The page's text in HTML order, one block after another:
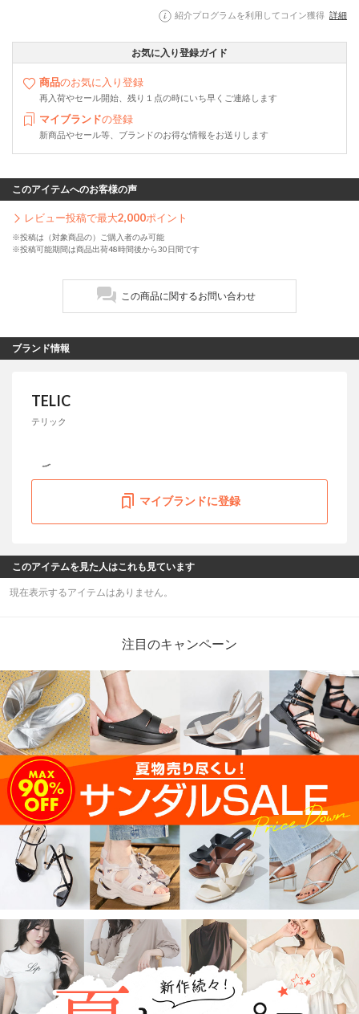
紹介プログラムを利用してコイン獲得 詳細
お気に入り登録ガイド
商品のお気に入り登録
再入荷やセール開始、残り１点の時にいち早くご連絡します
マイブランドの登録
新商品やセール等、ブランドのお得な情報をお送りします
このアイテムへのお客様の声
レビュー投稿で最大2,000ポイント
※投稿は（対象商品の）ご購入者のみ可能
※投稿可能期間は商品出荷48時間後から30日間です
この商品に関するお問い合わせ
ブランド情報
TELIC
テリック
マイブランドに登録
このアイテムを見た人はこれも見ています
現在表示するアイテムはありません。
注目のキャンペーン